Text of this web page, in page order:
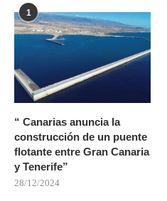
1
“ Canarias anuncia la
construcción de un puente
flotante entre Gran Canaria
y Tenerife”
28/12/2024